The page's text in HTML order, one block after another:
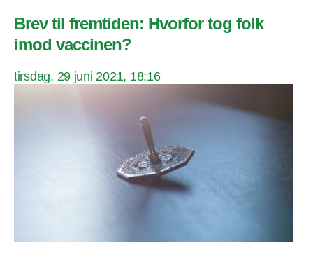
Brev til fremtiden: Hvorfor tog folk
imod vaccinen?
tirsdag, 29 juni 2021, 18:16